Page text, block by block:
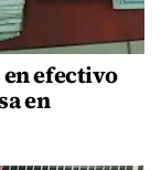
efectivo
en